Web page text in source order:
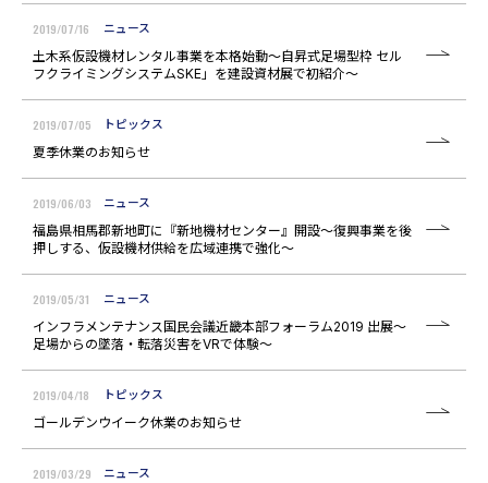
2019/07/16 ニュース
土木系仮設機材レンタル事業を本格始動～自昇式足場型枠 セル
フクライミングシステムSKE」を建設資材展で初紹介～
2019/07/05 トピックス
夏季休業のお知らせ
2019/06/03 ニュース
福島県相馬郡新地町に『新地機材センター』開設～復興事業を後
押しする、仮設機材供給を広域連携で強化～
2019/05/31 ニュース
インフラメンテナンス国民会議近畿本部フォーラム2019 出展～
足場からの墜落・転落災害をVRで体験～
2019/04/18 トピックス
ゴールデンウイーク休業のお知らせ
2019/03/29 ニュース